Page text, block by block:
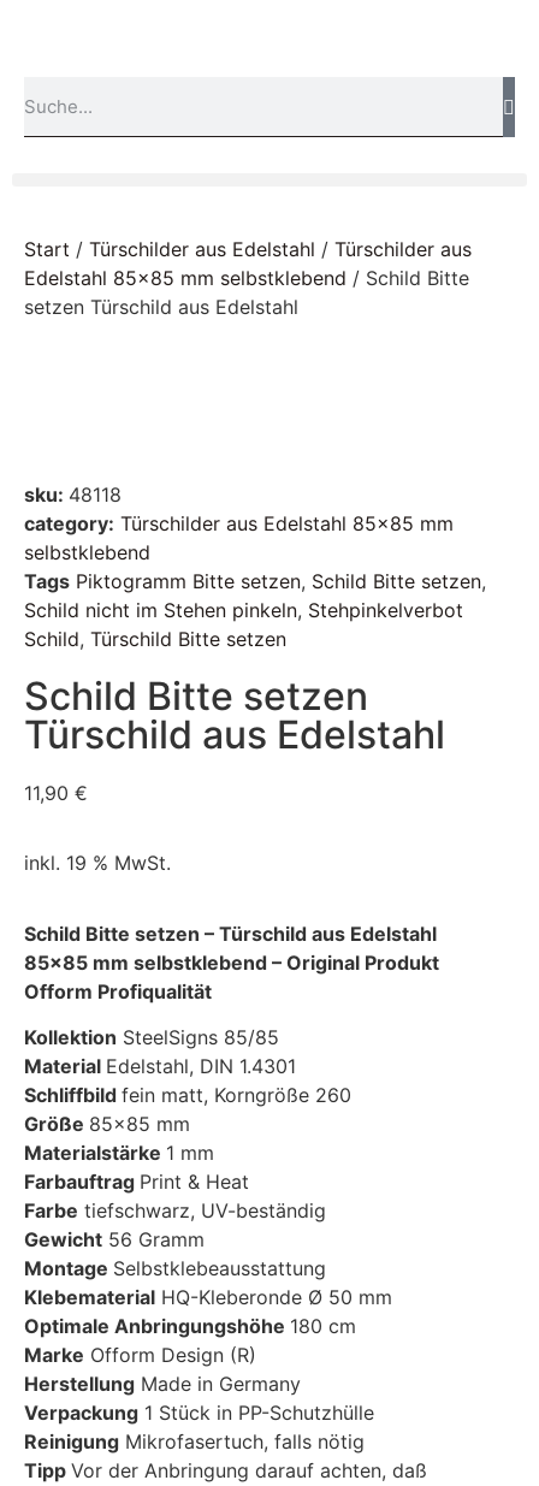
Start / Türschilder aus Edelstahl / Türschilder aus
Edelstahl 85x85 mm selbstklebend / Schild Bitte
setzen Türschild aus Edelstahl
sku: 48118
category: Türschilder aus Edelstahl 85x85 mm
selbstklebend
Tags Piktogramm Bitte setzen, Schild Bitte setzen,
Schild nicht im Stehen pinkeln, Stehpinkelverbot
Schild, Türschild Bitte setzen
Schild Bitte setzen
Türschild aus Edelstahl
11,90 €
inkl. 19 % MwSt.
Schild Bitte setzen – Türschild aus Edelstahl
85×85 mm selbstklebend – Original Produkt
Ofform Profiqualität
Kollektion SteelSigns 85/85
Material Edelstahl, DIN 1.4301
Schliffbild fein matt, Korngröße 260
Größe 85×85 mm
Materialstärke 1 mm
Farbauftrag Print & Heat
Farbe tiefschwarz, UV-beständig
Gewicht 56 Gramm
Montage Selbstklebeausstattung
Klebematerial HQ-Kleberonde Ø 50 mm
Optimale Anbringungshöhe 180 cm
Marke Ofform Design (R)
Herstellung Made in Germany
Verpackung 1 Stück in PP-Schutzhülle
Reinigung Mikrofasertuch, falls nötig
Tipp Vor der Anbringung darauf achten, daß